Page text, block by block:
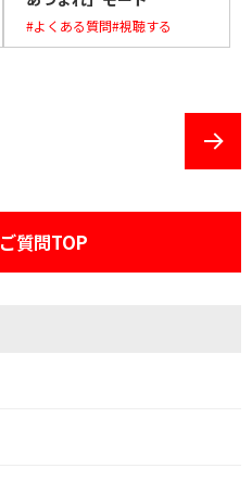
#よくある質問#視聴する
質問TOP